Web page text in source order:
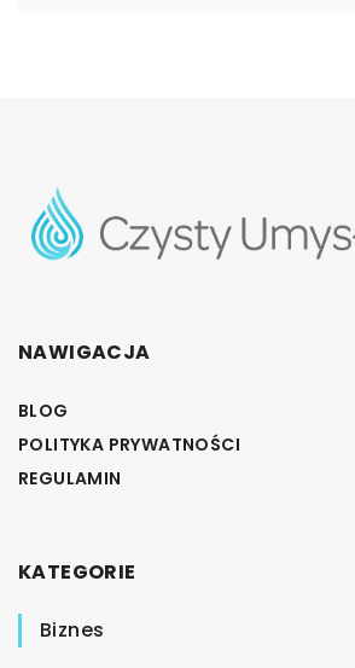
NAWIGACJA
BLOG
POLITYKA PRYWATNOŚCI
REGULAMIN
KATEGORIE
Biznes